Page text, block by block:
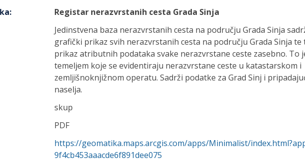
:
Registar nerazvrstanih cesta Grada Sinja
Jedinstvena baza nerazvrstanih cesta na području Grada Sinja
grafički prikaz svih nerazvrstanih cesta na području Grada Sinja te
prikaz atributnih podataka svake nerazvrstane ceste zasebno. To
temeljem koje se evidentiraju nerazvrstane ceste u katastarskom i
zemljišnoknjižnom operatu. Sadrži podatke za Grad Sinj i
naselja.
skup
PDF
https://geomatika.maps.arcgis.com/apps/Minimalist/
9f4cb453aaacde6f891dee075